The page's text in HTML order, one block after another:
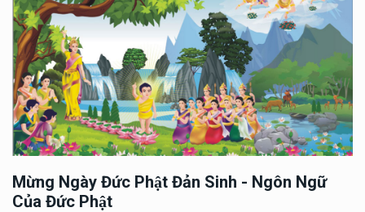
Mừng Ngày Đức Phật Đản Sinh - Ngôn Ngữ
Của Đức Phật